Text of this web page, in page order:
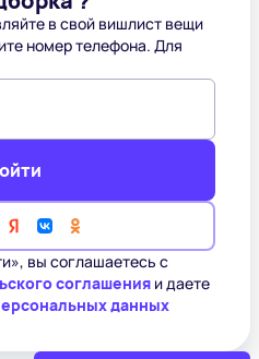
в свой вишлист вещи
номер телефона. Для
вы соглашаетесь с
соглашения и даете
данных